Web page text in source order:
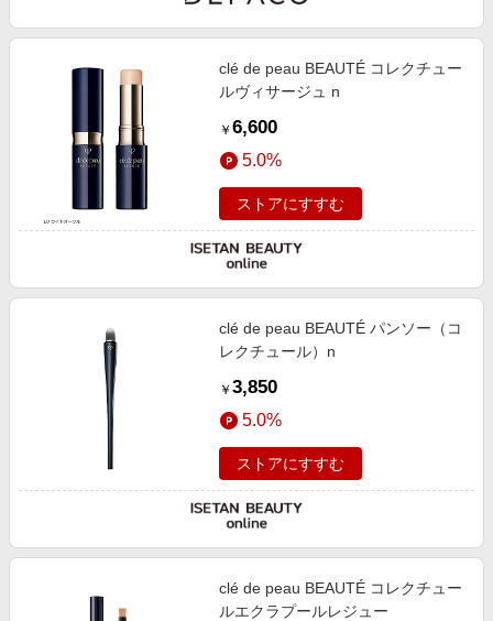
clé de peau BEAUTÉ コレクチュー
ルヴィサージュ n
￥ 6,600
5.0%
ストアにすすむ
clé de peau BEAUTÉ パンソー（コ
レクチュール）n
￥ 3,850
5.0%
ストアにすすむ
clé de peau BEAUTÉ コレクチュー
ルエクラプールレジュー